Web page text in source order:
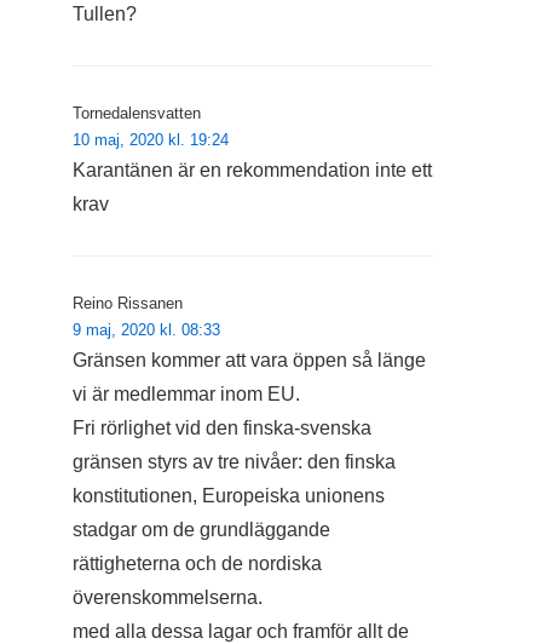
Tullen?
Tornedalensvatten
10 maj, 2020 kl. 19:24
Karantänen är en rekommendation inte ett
krav
Reino Rissanen
9 maj, 2020 kl. 08:33
Gränsen kommer att vara öppen så länge
vi är medlemmar inom EU.
Fri rörlighet vid den finska-svenska
gränsen styrs av tre nivåer: den finska
konstitutionen, Europeiska unionens
stadgar om de grundläggande
rättigheterna och de nordiska
överenskommelserna.
med alla dessa lagar och framför allt de